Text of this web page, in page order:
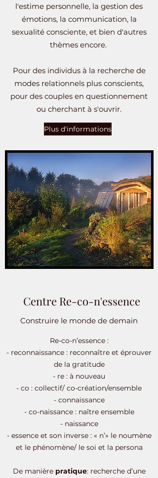
l'estime personnelle, la gestion des
émotions, la communication, la
sexualité consciente, et bien d'autres
thèmes encore.
Pour des individus à la recherche de
modes relationnels plus conscients,
pour des couples en questionnement
ou cherchant à s'ouvrir.
Plus d'informations
Centre Re-co-n'essence
Construire le monde de demain
Re-co-n’essence :
- reconnaissance : reconnaître et éprouver
de la gratitude
- re : à nouveau
- co : collectif/ co-création/ensemble
- connaissance
- co-naissance : naître ensemble
- naissance
- essence et son inverse : « n’» le noumène
et le phénomène/ le soi et la persona
De manière pratique: recherche d’une